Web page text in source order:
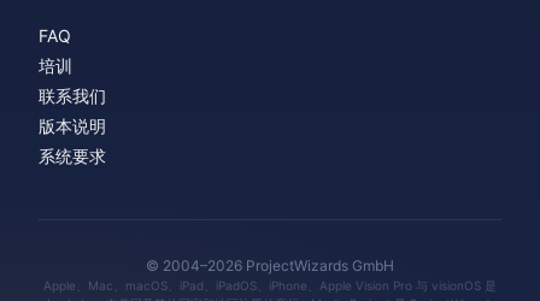
FAQ
培训
联系我们
版本说明
系统要求
© 2004–2026 ProjectWizards GmbH
Apple、Mac、macOS、iPad、iPadOS、iPhone、Apple Vision Pro 与 visionOS 是